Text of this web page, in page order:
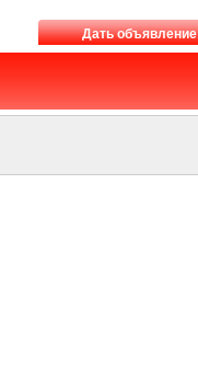
Дать объявление